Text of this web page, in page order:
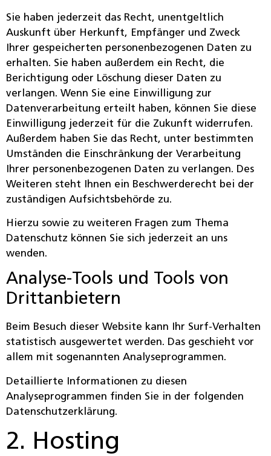
Sie haben jederzeit das Recht, unentgeltlich
Auskunft über Herkunft, Empfänger und Zweck
Ihrer gespeicherten personenbezogenen Daten zu
erhalten. Sie haben außerdem ein Recht, die
Berichtigung oder Löschung dieser Daten zu
verlangen. Wenn Sie eine Einwilligung zur
Datenverarbeitung erteilt haben, können Sie diese
Einwilligung jederzeit für die Zukunft widerrufen.
Außerdem haben Sie das Recht, unter bestimmten
Umständen die Einschränkung der Verarbeitung
Ihrer personenbezogenen Daten zu verlangen. Des
Weiteren steht Ihnen ein Beschwerderecht bei der
zuständigen Aufsichtsbehörde zu.
Hierzu sowie zu weiteren Fragen zum Thema
Datenschutz können Sie sich jederzeit an uns
wenden.
Analyse-Tools und Tools von
Dritt­anbietern
Beim Besuch dieser Website kann Ihr Surf-Verhalten
statistisch ausgewertet werden. Das geschieht vor
allem mit sogenannten Analyseprogrammen.
Detaillierte Informationen zu diesen
Analyseprogrammen finden Sie in der folgenden
Datenschutzerklärung.
2. Hosting